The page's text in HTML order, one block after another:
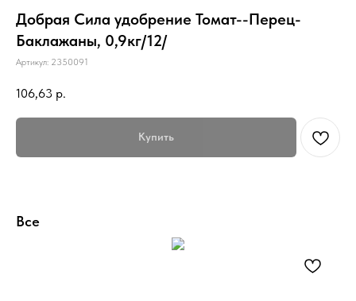
Добрая Сила удобрение Томат--Перец-
Баклажаны, 0,9кг/12/
Артикул: 2350091
106,63 р.
Купить
Все